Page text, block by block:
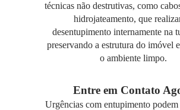
técnicas não destrutivas, como
hidrojateamento, que
desentupimento internamente na
preservando a estrutura do imóvel
o ambiente limpo.
Entre em Contato
Urgências com entupimento